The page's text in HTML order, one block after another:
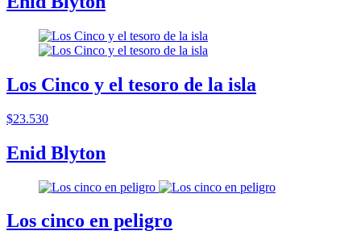
Los Cinco y el tesoro de la isla
$23.530
Enid Blyton
Los cinco en peligro